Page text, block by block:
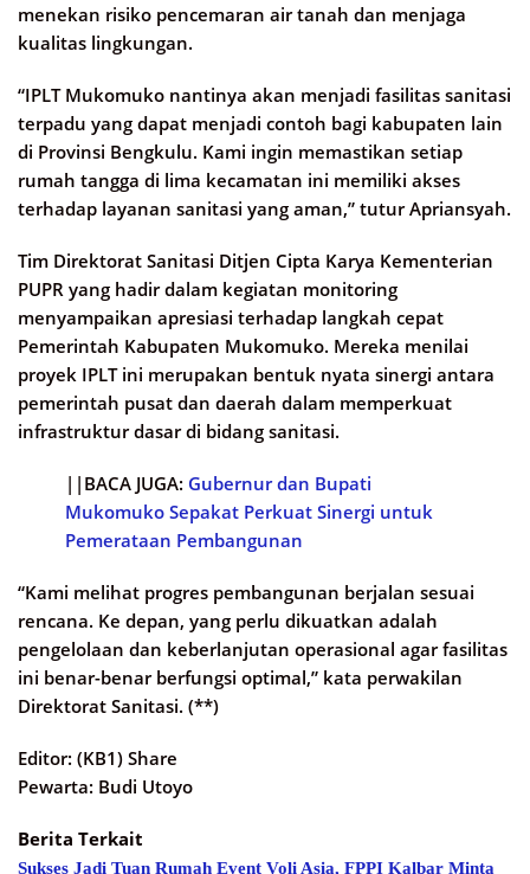
menekan risiko pencemaran air tanah dan menjaga
kualitas lingkungan.
“IPLT Mukomuko nantinya akan menjadi fasilitas sanitasi
terpadu yang dapat menjadi contoh bagi kabupaten lain
di Provinsi Bengkulu. Kami ingin memastikan setiap
rumah tangga di lima kecamatan ini memiliki akses
terhadap layanan sanitasi yang aman,” tutur Apriansyah.
Tim Direktorat Sanitasi Ditjen Cipta Karya Kementerian
PUPR yang hadir dalam kegiatan monitoring
menyampaikan apresiasi terhadap langkah cepat
Pemerintah Kabupaten Mukomuko. Mereka menilai
proyek IPLT ini merupakan bentuk nyata sinergi antara
pemerintah pusat dan daerah dalam memperkuat
infrastruktur dasar di bidang sanitasi.
||BACA JUGA: Gubernur dan Bupati
Mukomuko Sepakat Perkuat Sinergi untuk
Pemerataan Pembangunan
“Kami melihat progres pembangunan berjalan sesuai
rencana. Ke depan, yang perlu dikuatkan adalah
pengelolaan dan keberlanjutan operasional agar fasilitas
ini benar-benar berfungsi optimal,” kata perwakilan
Direktorat Sanitasi. (**)
Editor: (KB1) Share
Pewarta: Budi Utoyo
Berita Terkait
Sukses Jadi Tuan Rumah Event Voli Asia, FPPI Kalbar Minta